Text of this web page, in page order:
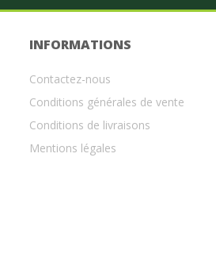
INFORMATIONS
Contactez-nous
Conditions générales de vente
Conditions de livraisons
Mentions légales